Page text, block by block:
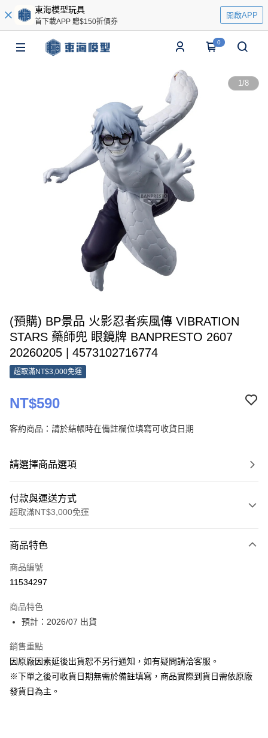
東海模型玩具
首下載APP 贈$150折價券
開啟APP
0
1/8
(預購) BP景品 火影忍者疾風傳 VIBRATION
STARS 藥師兜 眼鏡牌 BANPRESTO 2607
20260205 | 4573102716774
超取滿NT$3,000免運
NT$590
客約商品：請於結帳時在備註欄位填寫可收貨日期
請選擇商品選項
付款與運送方式
超取滿NT$3,000免運
信用卡一次付款
超商取貨付款
大哥付你分期
【大哥付你分期使用說明】
1.本服務由台灣大哥大提供，台灣大哥大用戶可立即使用無須另外申請。
流程，驗證手機門號後，選擇欲分期的期數、繳款截止日，確認付款後即完
成交易。
ATM付款
運送方式
商品特色
商品編號
11534297
商品特色
預計：2026/07 出貨
銷售重點
因原廠因素延後出貨恕不另行通知，如有疑問請洽客服。
※下單之後可收貨日期無需於備註填寫，商品實際到貨日需依原廠
發貨日為主。